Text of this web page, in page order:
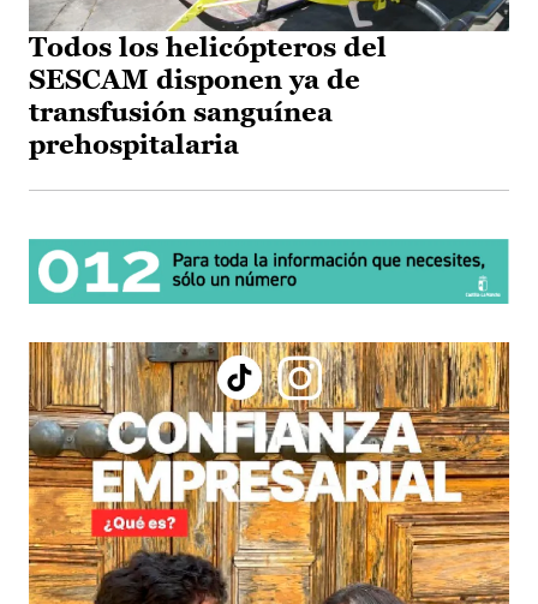
Todos los helicópteros del
SESCAM disponen ya de
transfusión sanguínea
prehospitalaria